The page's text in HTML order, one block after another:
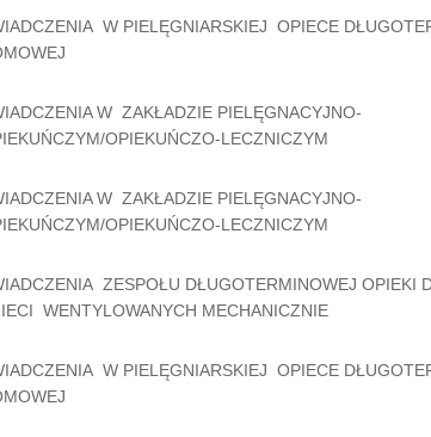
W PIELĘGNIARSKIEJ OPIECE
W ZAKŁADZIE PIELĘGNACYJNO-
OPIEKUŃCZO-LECZNICZYM
W ZAKŁADZIE PIELĘGNACYJNO-
OPIEKUŃCZO-LECZNICZYM
ZESPOŁU DŁUGOTERMINOWEJ OPIEKI
WENTYLOWANYCH MECHANICZNIE
W PIELĘGNIARSKIEJ OPIECE